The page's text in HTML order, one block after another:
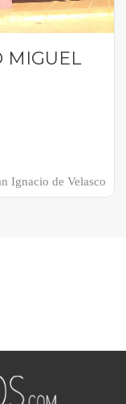
MIGUEL
Ignacio de Velasco